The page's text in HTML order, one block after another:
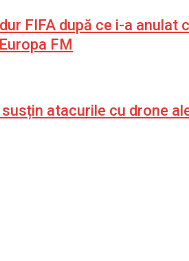
FIFA după ce i-a
FM
susțin atacurile cu drone